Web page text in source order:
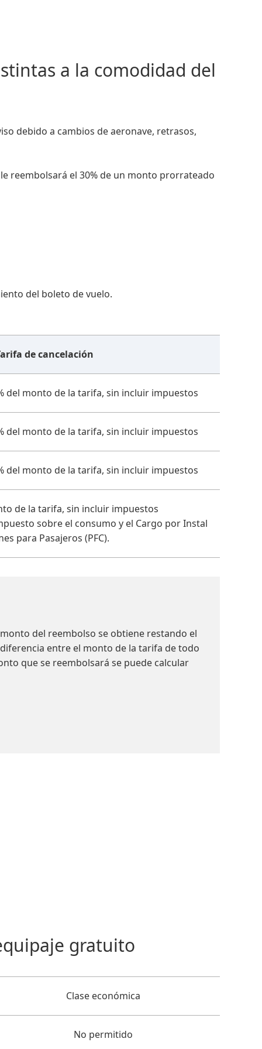
a la comodidad del
debido a cambios de aeronave, retrasos,
reembolsará el 30% de un monto prorrateado
del boleto de vuelo.
de cancelación
del monto de la tarifa, sin incluir impuestos
del monto de la tarifa, sin incluir impuestos
del monto de la tarifa, sin incluir impuestos
de la tarifa, sin incluir impuestos
sobre el consumo y el Cargo por Instal
para Pasajeros (PFC).
del reembolso se obtiene restando el
entre el monto de la tarifa de todo
que se reembolsará se puede calcular
gratuito
Clase económica
No permitido